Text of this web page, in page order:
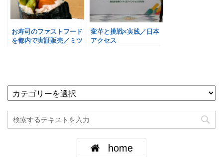
お寿司のファストフード
を都内で実証販売／ミツ
変革と挑戦×実践／日本
アクセス
home